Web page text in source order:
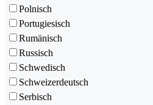
Polnisch
Portugiesisch
Rumänisch
Russisch
Schwedisch
Schweizerdeutsch
Serbisch